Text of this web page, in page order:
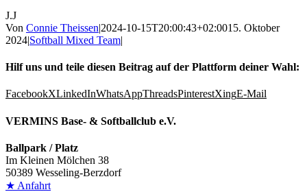
J.J
Von Connie Theissen|2024-10-15T20:00:43+02:0015. Oktober
2024|Softball Mixed Team|
Hilf uns und teile diesen Beitrag auf der Plattform deiner Wahl:
FacebookXLinkedInWhatsAppThreadsPinterestXingE-Mail
VERMINS Base- & Softballclub e.V.
Ballpark / Platz
Im Kleinen Mölchen 38
50389 Wesseling-Berzdorf
★ Anfahrt